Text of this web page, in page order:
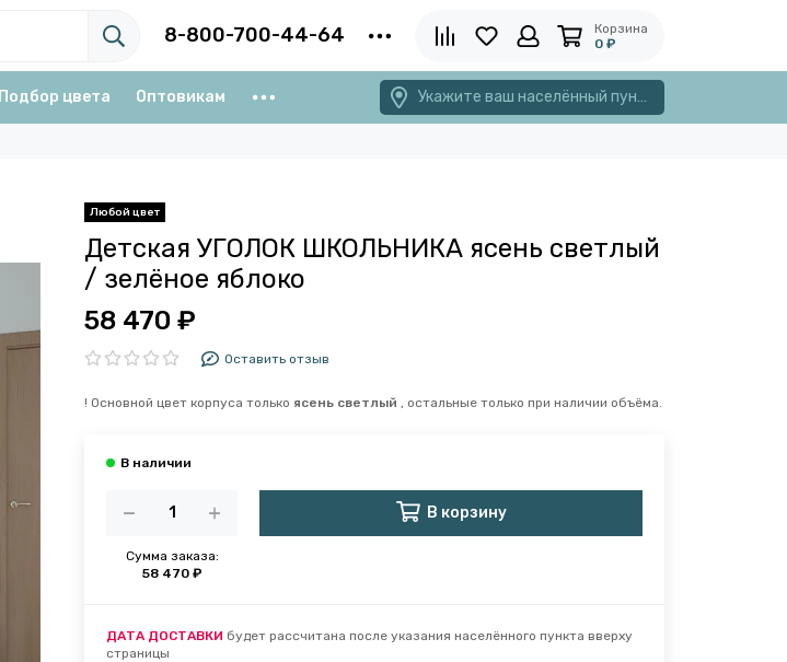
8-800-700-44-64
Корзина
0 ₽
Подбор цвета Оптовикам Укажите ваш населённый пункт
Детская УГОЛОК ШКОЛЬНИКА ясень светлый
/ зелёное яблоко
58 470 ₽
Оставить отзыв
! Основной цвет корпуса только ясень светлый , остальные только при наличии объёма.
Сумма заказа:
58 470 ₽
В корзину
ДАТА ДОСТАВКИ будет рассчитана после указания населённого пункта вверху
страницы